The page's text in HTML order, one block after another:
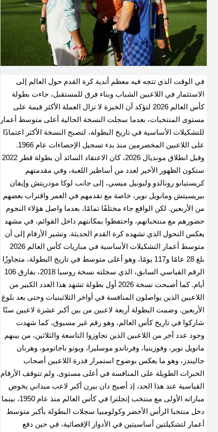
في الوقت الذي تتجه فيه معظم أندية كرة القدم حول العالم إلى
الاستثمار في اللاعبين الشباب وبناء فرق للمستقبل، جاءت بطولة
كأس العالم 2026 لتؤكد أن الخبرة لا تزال العملة الأكثر قيمة على
مستوى المنتخبات، بعدما سجلت النسخة الحالية أعلى متوسط أعمار
للتشكيلات الأساسية في تاريخ البطولة، لتصبح النسخة الأكثر اعتمادًا
على اللاعبين المخضرمين منذ بدء تسجيل الإحصاءات عام 1966.
وقبل انطلاق مونديال 2026، كان الاعتقاد السائد أن بطولة قطر 2022
ستكون الظهور الأخير لعدد من أساطير اللعبة، وفي مقدمتهم
كريستيانو رونالدو وليونيل ميسي، إلى جانب لوكا مودريتش وإيفان
بيريسيتش ومانويل نوير، خاصة مع تقدمهم في العمر واقتراب بعضهم
من الأربعين. لكن الواقع جاء مختلفًا تمامًا، بعدما واصل هؤلاء النجوم
حضورهم مع منتخباتهم، واحتفظوا بمكانتهم داخل القوائم، في مشهد
يعكس التحول الذي تشهده كرة القدم الحديثة. وتشير الأرقام إلى أن
متوسط أعمار التشكيلات الأساسية في مباريات كأس العالم 2026
بلغ 28 عامًا و117 يومًا، وهو أعلى متوسط في تاريخ البطولة، متجاوزًا
الرقم القياسي السابق، الذي سجلته نسخة روسيا 2018، بفارق 106
أيام. كما أصبحت نسخة 2026 أول بطولة تشهد هذا العدد الكبير من
اللاعبين الذين يواصلون المنافسة في أواخر الثلاثينيات وحتى بعد بلوغ
الأربعين. وضمت البطولة أربعة لاعبين من بين أكبر عشرة لاعبين سنًا
شاركوا في تاريخ كأس العالم، وهو رقم غير مسبوق، كما شهدت
وجود عدد آخر من اللاعبين الذين تجاوزوا التاسعة والثلاثين، من بينهم
مانويل نوير، وفوزينيا، وفرناندو موسليرا، ويوتو ناجاتومو، وهرنان
جاليندز، وهو ما يعكس بوضوح استمرار قدرة اللاعبين أصحاب
الخبرات الطويلة على المنافسة في أعلى مستوى. ولم تتوقف الأرقام
القياسية عند هذا الحد، إذ أصبح دان بيرن أكبر لاعب ميداني يخوض
مباراته الأولى مع منتخب إنجلترا في كأس العالم منذ عام 1950، بينما
دخل منتخبا الرأس الأخضر وكولومبيا سجلات البطولة بأكبر متوسط
أعمار لتشكيلتين أساسيتين في الأدوار الإقصائية، في حين دفع